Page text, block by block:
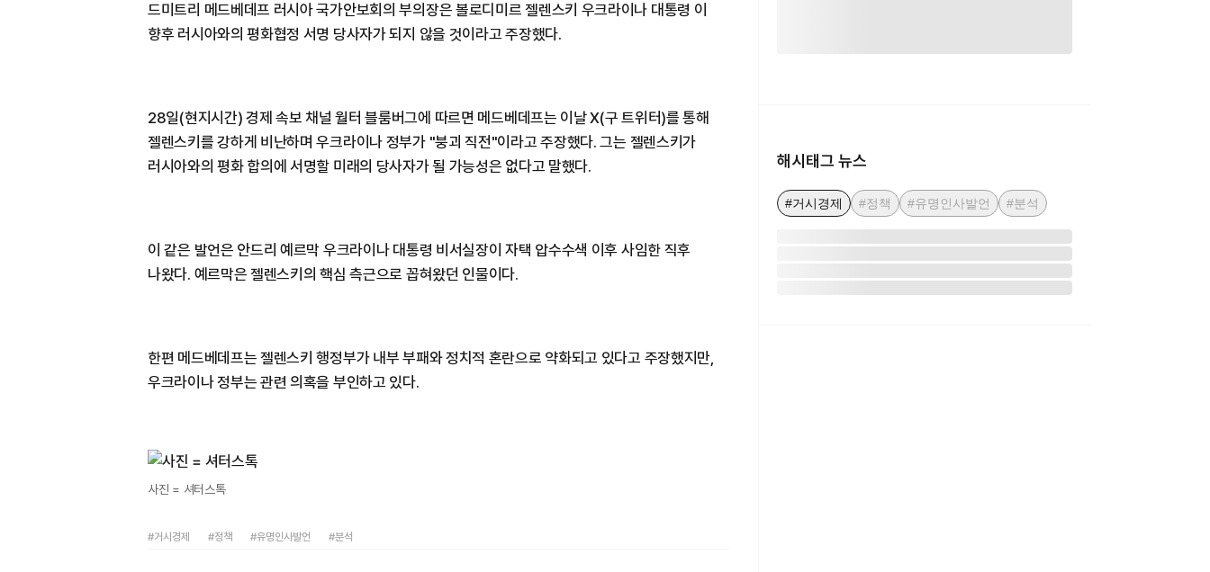
드미트리 메드베데프 러시아 국가안보회의 부의장은 볼로디미르 젤렌스키 우크라이나 대통령 이
향후 러시아와의 평화협정 서명 당사자가 되지 않을 것이라고 주장했다.
28일(현지시간) 경제 속보 채널 월터 블룸버그에 따르면 메드베데프는 이날 X(구 트위터)를 통해
젤렌스키를 강하게 비난하며 우크라이나 정부가 "붕괴 직전"이라고 주장했다. 그는 젤렌스키가
러시아와의 평화 합의에 서명할 미래의 당사자가 될 가능성은 없다고 말했다.
이 같은 발언은 안드리 예르막 우크라이나 대통령 비서실장이 자택 압수수색 이후 사임한 직후
나왔다. 예르막은 젤렌스키의 핵심 측근으로 꼽혀왔던 인물이다.
한편 메드베데프는 젤렌스키 행정부가 내부 부패와 정치적 혼란으로 약화되고 있다고 주장했지만,
우크라이나 정부는 관련 의혹을 부인하고 있다.
사진 = 셔터스톡
#거시경제 #정책 #유명인사발언 #분석
해시태그 뉴스
#거시경제 #정책 #유명인사발언 #분석